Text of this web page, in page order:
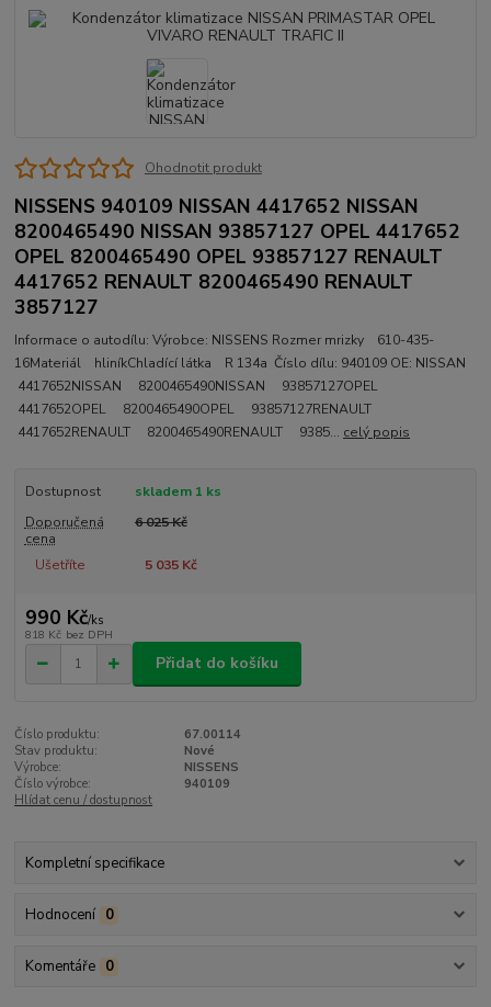
Ohodnotit produkt
NISSENS 940109 NISSAN 4417652 NISSAN
8200465490 NISSAN 93857127 OPEL 4417652
OPEL 8200465490 OPEL 93857127 RENAULT
4417652 RENAULT 8200465490 RENAULT
3857127
Informace o autodílu: Výrobce: NISSENS Rozmer mrizky 610-435-
16Materiál hliníkChladící látka R 134a Číslo dílu: 940109 OE: NISSAN
4417652NISSAN 8200465490NISSAN 93857127OPEL
4417652OPEL 8200465490OPEL 93857127RENAULT
4417652RENAULT 8200465490RENAULT 9385... celý popis
Dostupnost
skladem 1 ks
Doporučená
cena
6 025 Kč
Ušetříte 5 035 Kč
990 Kč/ks
818 Kč bez DPH
Přidat do košíku
Číslo produktu:
67.00114
Stav produktu:
Nové
Výrobce:
NISSENS
Číslo výrobce:
940109
Hlídat cenu / dostupnost
Kompletní specifikace
Hodnocení 0
Komentáře 0